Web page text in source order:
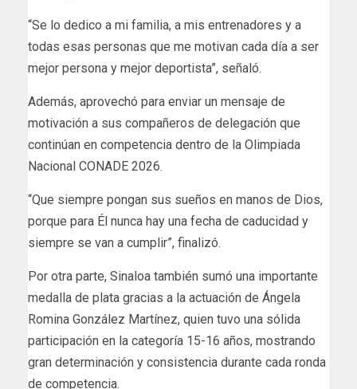
“Se lo dedico a mi familia, a mis entrenadores y a
todas esas personas que me motivan cada día a ser
mejor persona y mejor deportista”, señaló.
Además, aprovechó para enviar un mensaje de
motivación a sus compañeros de delegación que
continúan en competencia dentro de la Olimpiada
Nacional CONADE 2026.
“Que siempre pongan sus sueños en manos de Dios,
porque para Él nunca hay una fecha de caducidad y
siempre se van a cumplir”, finalizó.
Por otra parte, Sinaloa también sumó una importante
medalla de plata gracias a la actuación de Ángela
Romina González Martínez, quien tuvo una sólida
participación en la categoría 15-16 años, mostrando
gran determinación y consistencia durante cada ronda
de competencia.